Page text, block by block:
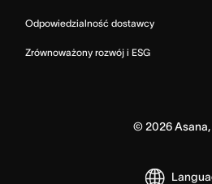
Odpowiedzialność dostawcy
Zrównoważony rozwój i ESG
© 2026Asana,